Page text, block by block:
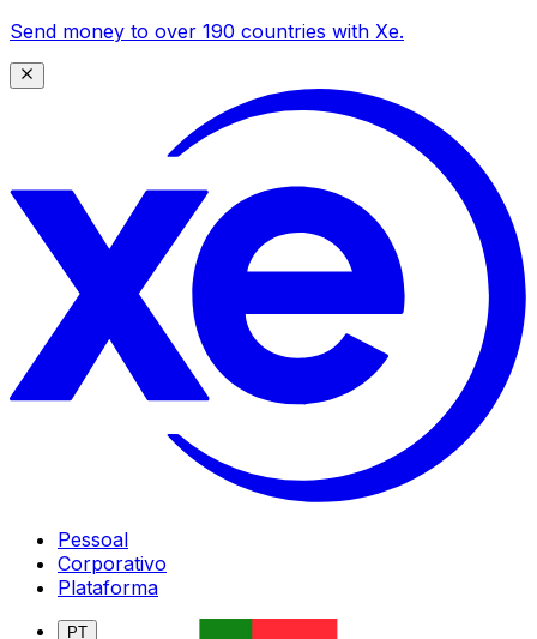
Send money to over 190 countries with Xe.
Pessoal
Corporativo
Plataforma
PT